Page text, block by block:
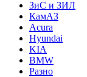
ЗиС и ЗИЛ
КамАЗ
Acura
Hyundai
KIA
BMW
Разно